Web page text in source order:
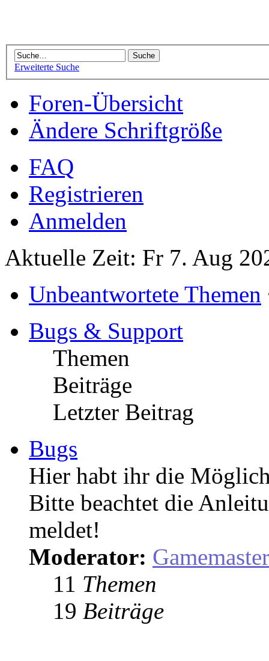
Erweiterte Suche
Foren-Übersicht
Ändere Schriftgröße
FAQ
Registrieren
Anmelden
Aktuelle Zeit: Fr 7. Aug
Unbeantwortete Themen
Bugs & Support
Themen
Beiträge
Letzter Beitrag
Bugs
Hier habt ihr die
Bitte beachtet die
meldet!
Moderator: Gamemaster
11 Themen
19 Beiträge